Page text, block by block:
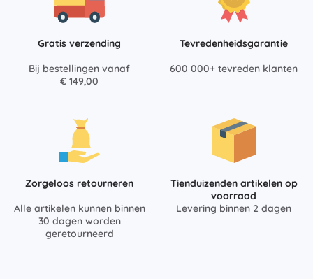
Gratis verzending
Bij bestellingen vanaf
€ 149,00
Tevredenheidsgarantie
600 000+ tevreden klanten
Zorgeloos retourneren
Alle artikelen kunnen binnen
30 dagen worden
geretourneerd
Tienduizenden artikelen op
voorraad
Levering binnen 2 dagen